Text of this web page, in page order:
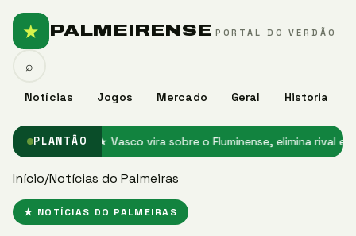
★ PALMEIRENSE PORTAL DO VERDÃO
Notícias Jogos Mercado Geral Historia
⌕
PLANTÃO
do Palmeiras★ Vasco vira sobre o Fluminense, elimina rival e
Início/Notícias do Palmeiras
★ NOTÍCIAS DO PALMEIRAS